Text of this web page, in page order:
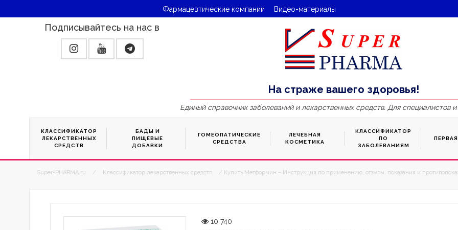
Фармацевтические компании Видео-материалы
Подписывайтесь на нас в
На страже вашего здоровья!
Единый справочник заболеваний и лекарственных средств. Для специалистов
КЛАССИФИКАТОР
ЛЕКАРСТВЕННЫХ
СРЕДСТВ
БАДЫ И
ПИЩЕВЫЕ
ДОБАВКИ
ГОМЕОПАТИЧЕСКИЕ
СРЕДСТВА
ЛЕЧЕБНАЯ
КОСМЕТИКА
КЛАССИФИКАТОР
ПО
ЗАБОЛЕВАНИЯМ
Super-PHARMA.ru / Классификатор лекарственных средств / Купить Метформин – Инструкция по применению, отзывы, показания и
10 740